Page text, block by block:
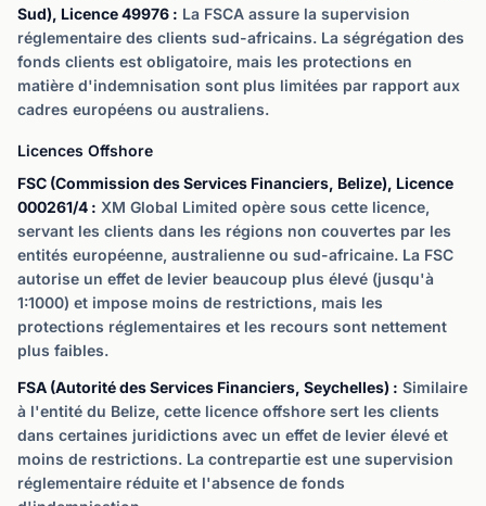
Sud), Licence 49976 : La FSCA assure la supervision
réglementaire des clients sud-africains. La ségrégation des
fonds clients est obligatoire, mais les protections en
matière d'indemnisation sont plus limitées par rapport aux
cadres européens ou australiens.
Licences Offshore
FSC (Commission des Services Financiers, Belize), Licence
000261/4 : XM Global Limited opère sous cette licence,
servant les clients dans les régions non couvertes par les
entités européenne, australienne ou sud-africaine. La FSC
autorise un effet de levier beaucoup plus élevé (jusqu'à
1:1000) et impose moins de restrictions, mais les
protections réglementaires et les recours sont nettement
plus faibles.
FSA (Autorité des Services Financiers, Seychelles) : Similaire
à l'entité du Belize, cette licence offshore sert les clients
dans certaines juridictions avec un effet de levier élevé et
moins de restrictions. La contrepartie est une supervision
réglementaire réduite et l'absence de fonds